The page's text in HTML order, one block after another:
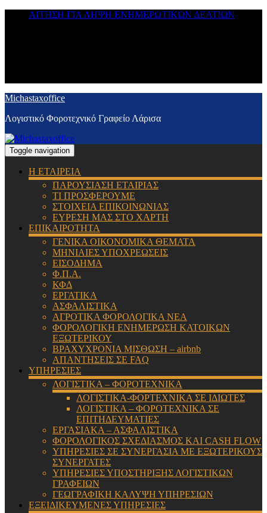
ΑΙΤΗΣΗ ΓΙΑ ΛΗΨΗ ΕΝΗΜΕΡΩΤΙΚΩΝ ΔΕΛΤΙΩΝ
Michastaxoffice
Λογιστικό Φοροτεχνικό Γραφείο Λάρισα
Toggle navigation
Η ΕΤΑΙΡΕΙΑ
ΠΑΡΟΥΣΙΑΣΗ ΕΤΑΙΡΙΑΣ
ΤΙ ΠΡΟΣΦΕΡΟΥΜΕ
ΣΤΟΙΧΕΙΑ ΕΠΙΚΟΙΝΩΝΙΑΣ
ΕΥΡΕΣΗ ΜΑΣ ΣΤΟ ΧΑΡΤΗ
ΕΠΙΚΑΙΡΟΤΗΤΑ
ΓΕΝΙΚΑ ΟΙΚΟΝΟΜΙΚΑ ΘΕΜΑΤΑ
ΜΗΝΙΑΙΕΣ ΥΠΟΧΡΕΩΣΕΙΣ
ΕΙΣΟΔΗΜΑ
Φ.Π.Α.
ΚΦΔ
ΕΡΓΑΤΙΚΑ
ΑΣΦΑΛΙΣΤΙΚΑ
ΑΓΡΟΤΙΚΑ ΦΟΡΟΛΟΓΙΚΑ ΝΕΑ
ΦΟΡΟΛΟΓΙΚΗ ΕΝΗΜΕΡΩΣΗ ΚΑΤΟΙΚΩΝ
ΕΞΩΤΕΡΙΚΟΥ
ΒΡΑΧΥΧΡΟΝΙΑ ΜΙΣΘΩΣΗ – airbnb
ΑΠΑΝΤΗΣΕΙΣ ΣΕ FAQ
ΥΠΗΡΕΣΙΕΣ
ΛΟΓΙΣΤΙΚΑ – ΦΟΡΟΤΕΧΝΙΚΑ
ΛΟΓΙΣΤΙΚΑ-ΦΟΡΤΕΧΝΙΚΑ ΣΕ ΙΔΙΩΤΕΣ
ΛΟΓΙΣΤΙΚΑ – ΦΟΡΟΤΕΧΝΙΚΑ ΣΕ
ΕΠΙΤΗΔΕΥΜΑΤΙΕΣ
ΕΡΓΑΣΙΑΚΑ – ΑΣΦΑΛΙΣΤΙΚΑ
ΦΟΡΟΛΟΓΙΚΟΣ ΣΧΕΔΙΑΣΜΟΣ ΚΑΙ CASH FLOW
ΥΠΗΡΕΣΙΕΣ ΣΕ ΣΥΝΕΡΓΑΣΙΑ ΜΕ ΕΞΩΤΕΡΙΚΟΥΣ
ΣΥΝΕΡΓΑΤΕΣ
ΥΠΗΡΕΣΙΕΣ ΥΠΟΣΤΗΡΙΞΗΣ ΛΟΓΙΣΤΙΚΩΝ
ΓΡΑΦΕΙΩΝ
ΓΕΩΓΡΑΦΙΚΗ ΚΑΛΥΨΗ ΥΠΗΡΕΣΙΩΝ
ΕΞΕΙΔΙΚΕΥΜΕΝΕΣ ΥΠΗΡΕΣΙΕΣ